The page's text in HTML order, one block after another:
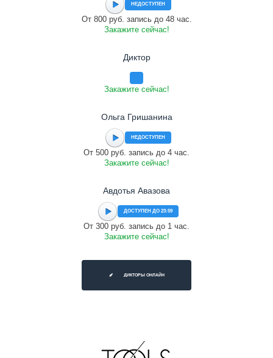
НЕДОСТУПЕН
От 800 руб. запись до 48 час.
Закажите сейчас!
Диктор
Закажите сейчас!
Ольга Гришанина
НЕДОСТУПЕН
От 500 руб. запись до 4 час.
Закажите сейчас!
Авдотья Авазова
ДОСТУПЕН ДО 23:59
От 300 руб. запись до 1 час.
Закажите сейчас!
ДИКТОРЫ ОНЛАЙН